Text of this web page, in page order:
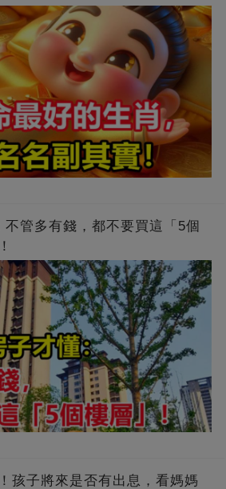
管多有錢，都不要買這「5個
孩子將來是否有出息，看媽媽